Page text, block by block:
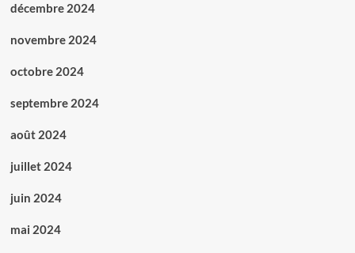
décembre 2024
novembre 2024
octobre 2024
septembre 2024
août 2024
juillet 2024
juin 2024
mai 2024